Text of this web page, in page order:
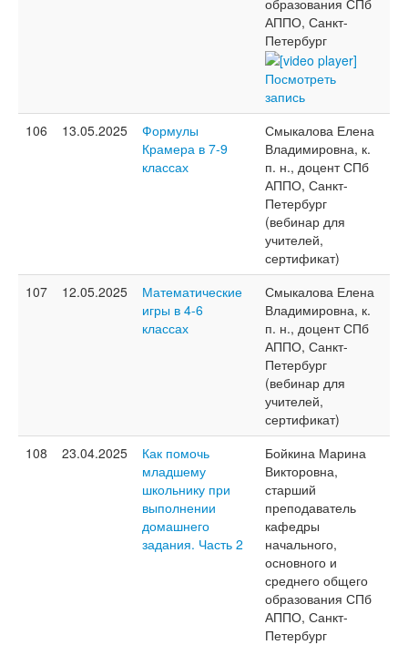
образования СПб
АППО, Санкт-
Петербург
Посмотреть
запись
106
13.05.2025
Формулы
Крамера в 7-9
классах
Смыкалова Елена
Владимировна, к.
п. н., доцент СПб
АППО, Санкт-
Петербург
(вебинар для
учителей,
сертификат)
107
12.05.2025
Математические
игры в 4-6
классах
Смыкалова Елена
Владимировна, к.
п. н., доцент СПб
АППО, Санкт-
Петербург
(вебинар для
учителей,
сертификат)
108
23.04.2025
Как помочь
младшему
школьнику при
выполнении
домашнего
задания. Часть 2
Бойкина Марина
Викторовна,
старший
преподаватель
кафедры
начального,
основного и
среднего общего
образования СПб
АППО, Санкт-
Петербург